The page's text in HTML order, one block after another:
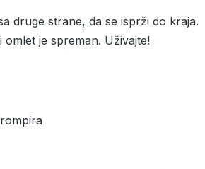
druge strane, da se isprži do kraja.
omlet je spreman. Uživajte!